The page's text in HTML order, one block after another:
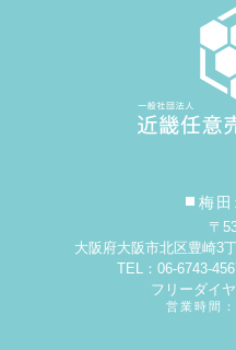
梅田
〒
大阪府大阪市北区豊崎3
TEL：06-6743-
フリーダイ
営業時間